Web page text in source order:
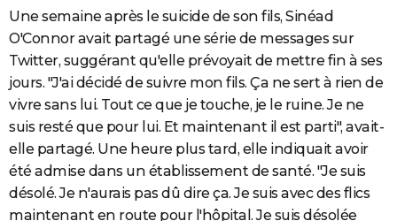
Une semaine après le suicide de son fils, Sinéad
O'Connor avait partagé une série de messages sur
Twitter, suggérant qu'elle prévoyait de mettre fin à ses
jours. "J'ai décidé de suivre mon fils. Ça ne sert à rien de
vivre sans lui. Tout ce que je touche, je le ruine. Je ne
suis resté que pour lui. Et maintenant il est parti", avait-
elle partagé. Une heure plus tard, elle indiquait avoir
été admise dans un établissement de santé. "Je suis
désolé. Je n'aurais pas dû dire ça. Je suis avec des flics
maintenant en route pour l'hôpital. Je suis désolée